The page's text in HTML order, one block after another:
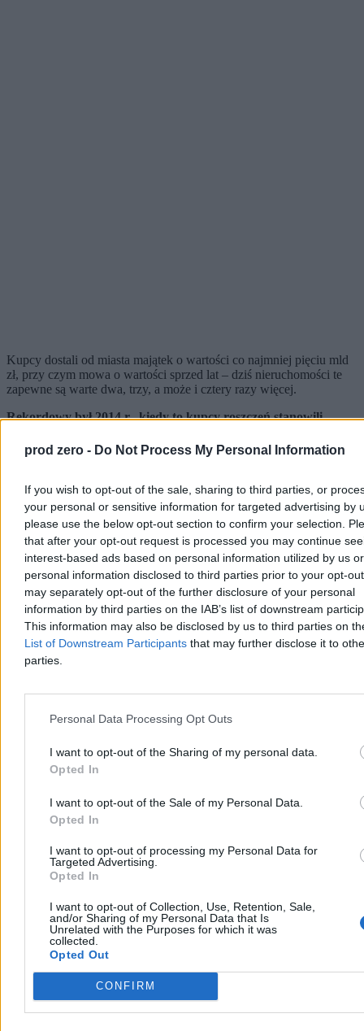
prod zero - Do Not Process My Personal Information
If you wish to opt-out of the sale, sharing to third parties, or
your personal or sensitive information for targeted advertising by
please use the below opt-out section to confirm your selection.
that after your opt-out request is processed you may continue
interest-based ads based on personal information utilized by us or
personal information disclosed to third parties prior to your opt-
may separately opt-out of the further disclosure of your personal
information by third parties on the IAB’s list of downstream
This information may also be disclosed by us to third parties on
List of Downstream Participants that may further disclose it to
parties.
Personal Data Processing Opt Outs
I want to opt-out of the Sharing of my personal data.
Opted In
I want to opt-out of the Sale of my Personal Data.
Opted In
I want to opt-out of processing my Personal Data for
Targeted Advertising.
Opted In
I want to opt-out of Collection, Use, Retention, Sale,
and/or Sharing of my Personal Data that Is
Unrelated with the Purposes for which it was
collected.
Opted Out
CONFIRM
Kupcy dostali od miasta majątek o wartości co najmniej pięciu mld
zł, przy czym mowa o wartości sprzed lat – dziś nieruchomości te
zapewne są warte dwa, trzy, a może i cztery razy więcej.
Rekordowy był 2014 r., kiedy to kupcy roszczeń stanowili
oddać nieruchomość w ramach odszkodowania za krzywdy
sprzed lat
Warto tu jednak postawić pytanie:jakie krzywdy poniósł ktoś, kto
masowo skupował roszczenia?Czasem kupowano drogo, ale
niekiedy po kilkaset zł. Rekordowy przypadek to była transakcja za
50 zł.
I ktoś może teraz spytać: dlaczego ktoś sprzedawał swoje roszczenie
tak tanio, skoro chwilę później ktoś w zamian za roszczenie
dostawał kamienicę w Warszawie? Odpowiedź jest prozaiczna:
wielu uczciwych ludzi starało się o zwroty przez dziesięciolecia.
Bez skutku. A kombinatorzy potrafili otrzymać nieruchomość od
urzędników w kilkadziesiąt – ale nie lat, tylko dni.
Śrubki i przecinek
Przy czym to nie moje słowa (choć się z nimi zgadzam), lecz Hanny
Warszawy.
Reklama
Jako dziennikarze byliśmy zszokowani. Oto bowiem szefowa
magistratu przyznaje, że pod jej nosem działali bandyci. Pytaliśmy